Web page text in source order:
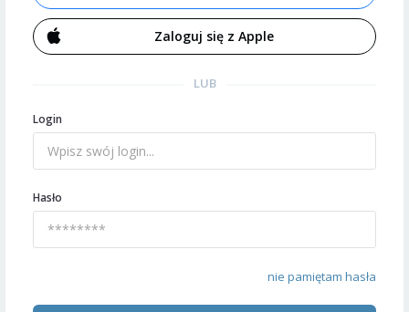
Zaloguj się z Apple
LUB
Login
Hasło
nie pamiętam hasła